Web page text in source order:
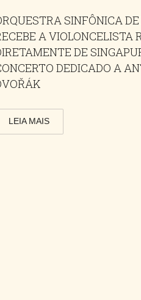
SINFÔNICA
A VIOLONCELISTA
DE
DEDICADO A
LEIA MAIS